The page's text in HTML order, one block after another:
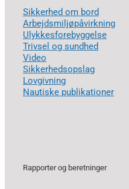
Sikkerhed om bord
Arbejdsmiljøpåvirkning
Ulykkesforebyggelse
Trivsel og sundhed
Video
Sikkerhedsopslag
Lovgivning
Nautiske publikationer
Rapporter og beretninger